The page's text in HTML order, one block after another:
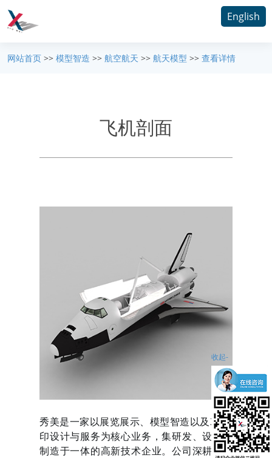
English
网站首页 >> 模型智造 >> 航空航天 >> 航天模型 >> 查看详情
飞机剖面
秀美是一家以展览展示、模型智造以及3D打
印设计与服务为核心业务，集研发、设计、
制造于一体的高新技术企业。公司深耕海洋
收起-